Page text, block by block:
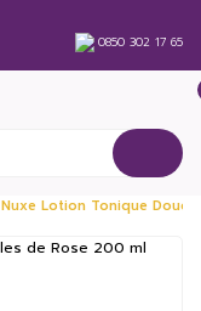
0850 302 17 65
Nuxe Lotion Tonique